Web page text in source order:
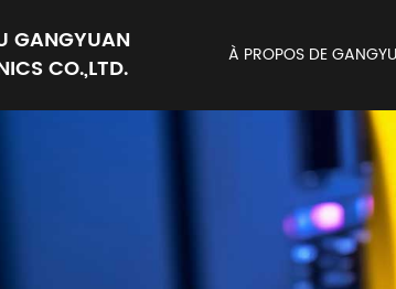
GANGYUAN
CO.,LTD.
À PROPOS DE